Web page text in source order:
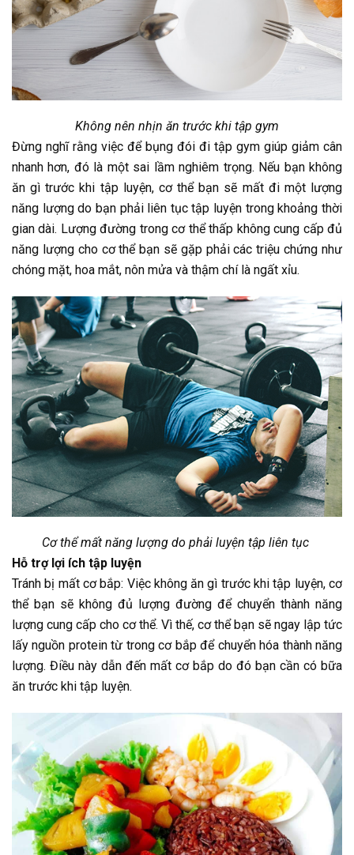
Không nên nhịn ăn trước khi tập gym
Đừng nghĩ rằng việc để bụng đói đi tập gym giúp giảm cân
nhanh hơn, đó là một sai lầm nghiêm trọng. Nếu bạn không
ăn gì trước khi tập luyện, cơ thể bạn sẽ mất đi một lượng
năng lượng do bạn phải liên tục tập luyện trong khoảng thời
gian dài. Lượng đường trong cơ thể thấp không cung cấp đủ
năng lượng cho cơ thể bạn sẽ gặp phải các triệu chứng như
chóng mặt, hoa mắt, nôn mửa và thậm chí là ngất xỉu.
Cơ thể mất năng lượng do phải luyện tập liên tục
Hỗ trợ lợi ích tập luyện
Tránh bị mất cơ bắp: Việc không ăn gì trước khi tập luyện, cơ
thể bạn sẽ không đủ lượng đường để chuyển thành năng
lượng cung cấp cho cơ thể. Vì thế, cơ thể bạn sẽ ngay lập tức
lấy nguồn protein từ trong cơ bắp để chuyển hóa thành năng
lượng. Điều này dẫn đến mất cơ bắp do đó bạn cần có bữa
ăn trước khi tập luyện.